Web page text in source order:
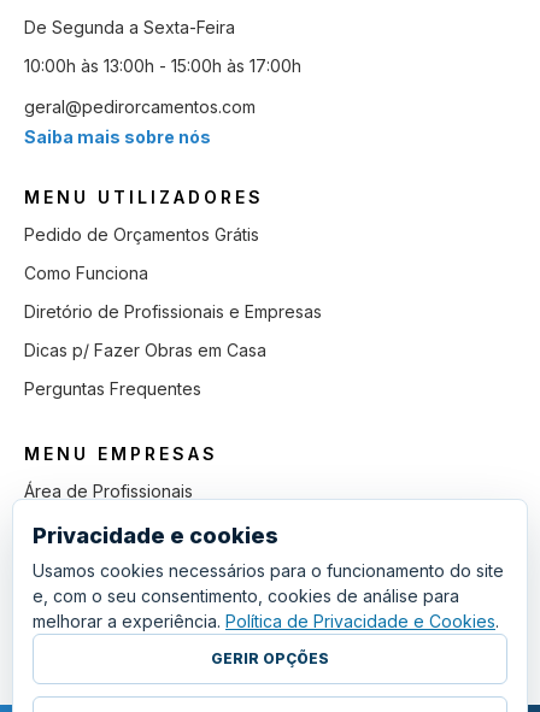
De Segunda a Sexta-Feira
10:00h às 13:00h - 15:00h às 17:00h
geral@pedirorcamentos.com
Saiba mais sobre nós
MENU UTILIZADORES
Pedido de Orçamentos Grátis
Como Funciona
Diretório de Profissionais e Empresas
Dicas p/ Fazer Obras em Casa
Perguntas Frequentes
MENU EMPRESAS
Área de Profissionais
Como Funciona
Lista de Pedidos em Aberto
Como Ganhar mais Obras
Perguntas Frequentes
Privacidade e cookies
Usamos cookies necessários para o funcionamento do site
e, com o seu consentimento, cookies de análise para
melhorar a experiência. Política de Privacidade e Cookies.
GERIR OPÇÕES